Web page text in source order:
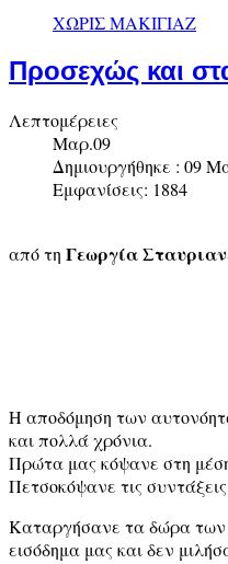
ΧΩΡΙΣ ΜΑΚΙΓΙΑΖ
Προσεχώς και
Λεπτομέρειες
Μαρ.09
Δημιουργήθηκε : 09
Εμφανίσεις: 1884
από τη Γεωργία
Η αποδόμηση των
και πολλά χρόνια.
Πρώτα μας κόψανε στη
Πετσοκόψανε τις
Καταργήσανε τα δώρα των
εισόδημα μας και δεν